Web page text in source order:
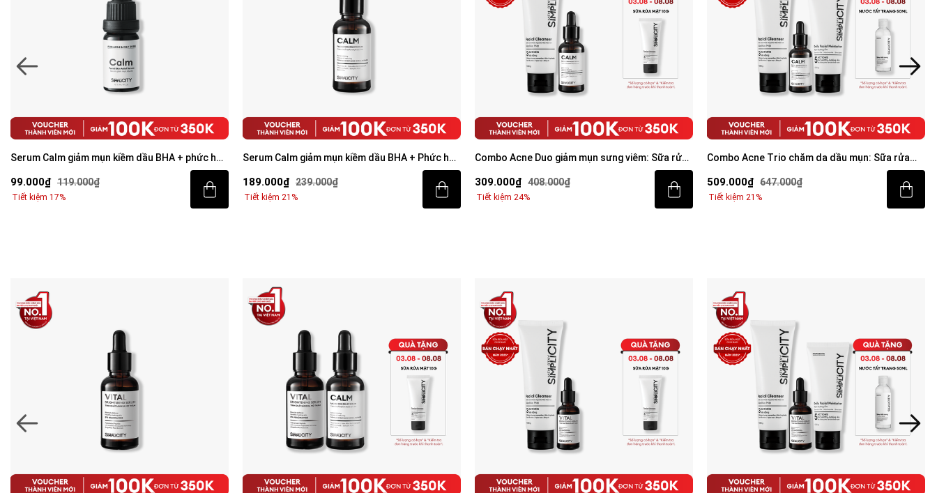
Serum Calm giảm mụn kiềm dầu BHA + phức hợp
99.000₫ 119.000₫
Tiết kiệm 17%
Serum Calm giảm mụn kiềm dầu BHA + Phức hợp
189.000₫ 239.000₫
Tiết kiệm 21%
Combo Acne Duo giảm mụn sưng viêm: Sữa rửa
309.000₫ 408.000₫
Tiết kiệm 24%
Combo Acne Trio chăm da dầu mụn: Sữa rửa
mặt 100g, Serum Calm 30ml, Kem dưỡng ẩm 80g
509.000₫ 647.000₫
Tiết kiệm 21%